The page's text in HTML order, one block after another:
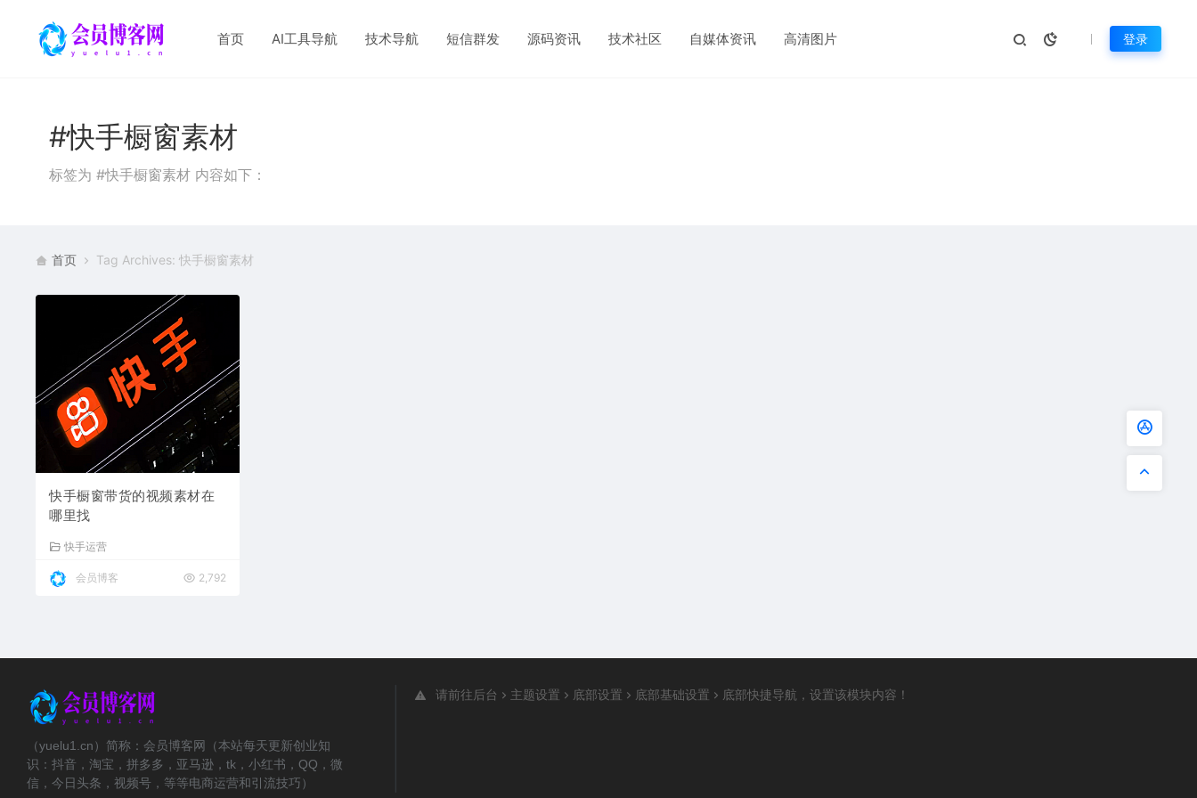
首页 AI工具导航 技术导航 短信群发 源码资讯 技术社区 自媒体资讯 高清图片 登录
#快手橱窗素材
标签为 #快手橱窗素材 内容如下：
首页 Tag Archives: 快手橱窗素材
快手橱窗带货的视频素材在
哪里找
快手运营
会员博客 2,792
（yuelu1.cn）简称：会员博客网（本站每天更新创业知
识：抖音，淘宝，拼多多，亚马逊，tk，小红书，QQ，微
信，今日头条，视频号，等等电商运营和引流技巧）
请前往后台 主题设置 底部设置 底部基础设置 底部快捷导航，设置该模块内容！